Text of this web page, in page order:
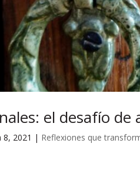
el desafío de
8, 2021 | Reflexiones que